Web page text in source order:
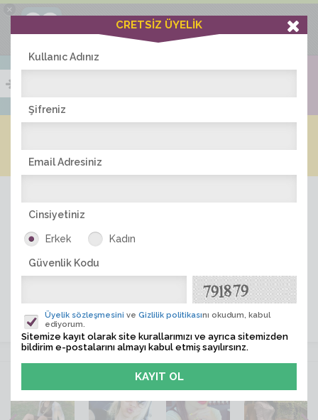
×
Ciddiask Uygulaması
+1 Hafta Gold Üyelik Kazan
Bedava - com.ciddi.ask
İNDİR
ÜYE ARA
VİTRİN
CRETSİZ ÜYELİK
Kullanıc Adınız
Şifreniz
Email Adresiniz
Cinsiyetiniz
Erkek Kadın
Güvenlik Kodu
Üyelik sözleşmesini ve Gizlilik politikasını okudum, kabul
ediyorum.
Sitemize kayıt olarak site kurallarımızı ve ayrıca sitemizden
bildirim e-postalarını almayı kabul etmiş sayılırsınz.